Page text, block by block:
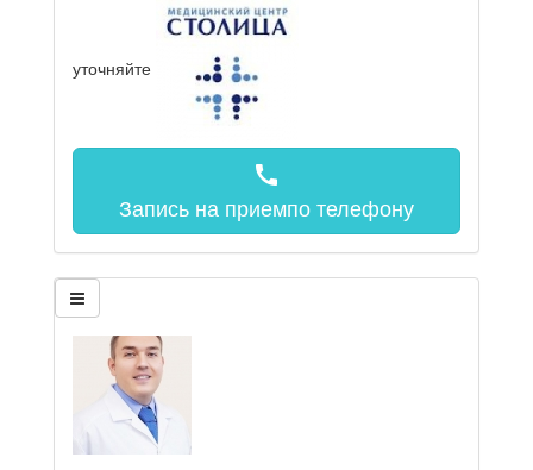
уточняйте
call
Запись на приемпо телефону